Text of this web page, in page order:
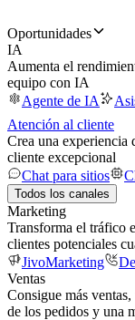
Oportunidades
IA
Aumenta el
equipo con IA
Agente de IA
Atención al cliente
Crea una experiencia
cliente excepcional
Chat para sitios
Todos los canales
Marketing
Transforma el tráfico
clientes potenciales
JivoMarketing
Ventas
Consigue más
de los pedidos y una